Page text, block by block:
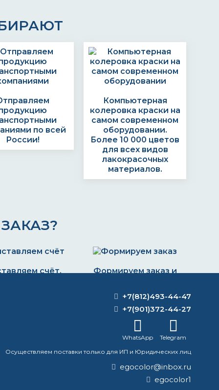
по всей
России!
Компьютерная
колеровка краски на
самом современном
оборудовании.
Более 10 000 цветов
для всех видов
лакокрасочных
материалов.
счёт.
Формируем заказ и
компанией
+7(812)493-44-47
+7(901)372-44-27
WhatsApp
Telegram
Осуществляем поставки только для ИП и Юридических лиц
egocolor@inbox.ru
egocolor1